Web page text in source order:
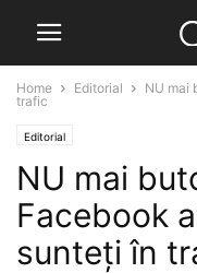
Home Editorial
NU mai
trafic
Editorial
NU mai
Facebook
sunteți în